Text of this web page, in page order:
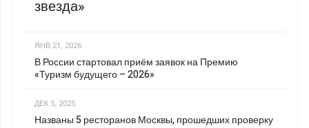
звезда»
ЯНВ 21, 2026
В России стартовал приём заявок на Премию
«Туризм будущего – 2026»
ДЕК 5, 2025
Названы 5 ресторанов Москвы, прошедших проверку